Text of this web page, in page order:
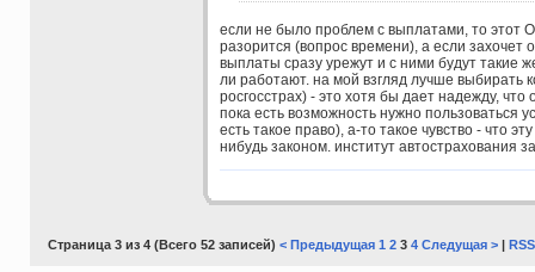
если не было проблем с выплатами, то этот
разорится (вопрос времени), а если захочет
выплаты сразу урежут и с ними будут такие
ли работают. на мой взгляд лучше выбирать
росгосстрах) - это хотя бы дает надежду,
пока есть возможность нужно пользоваться
есть такое право), а-то такое чувство - что
нибудь законом. институт автострахования
Страница 3 из 4 (Всего 52 записей) < Предыдущая 1 23 4 Следущая >| RSS